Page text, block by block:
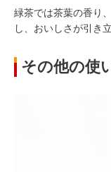
緑茶では茶葉の香り
し、おいしさが引き
その他の使